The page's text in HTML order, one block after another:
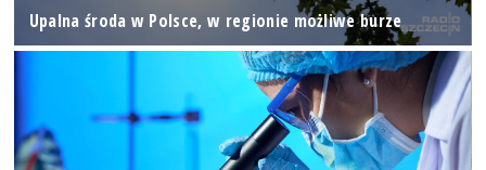
Upalna środa w Polsce, w regionie możliwe burze